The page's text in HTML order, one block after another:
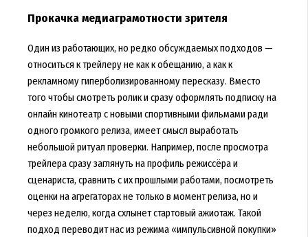
Прокачка медиаграмотности зрителя
Один из работающих, но редко обсуждаемых подходов —
относиться к трейлеру не как к обещанию, а как к
рекламному гиперболизированному пересказу. Вместо
того чтобы смотреть ролик и сразу оформлять подписку на
онлайн кинотеатр с новыми спортивными фильмами ради
одного громкого релиза, имеет смысл выработать
небольшой ритуал проверки. Например, после просмотра
трейлера сразу заглянуть на профиль режиссёра и
сценариста, сравнить с их прошлыми работами, посмотреть
оценки на агрегаторах не только в момент релиза, но и
через неделю, когда схлынет стартовый ажиотаж. Такой
подход переводит нас из режима «импульсивной покупки»